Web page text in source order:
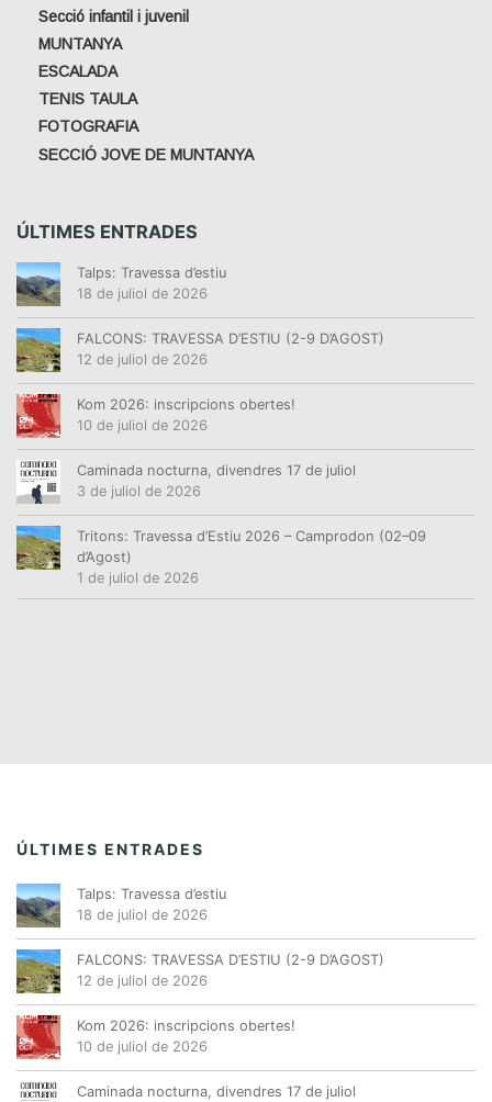
Secció infantil i juvenil
MUNTANYA
ESCALADA
TENIS TAULA
FOTOGRAFIA
SECCIÓ JOVE DE MUNTANYA
ÚLTIMES ENTRADES
Talps: Travessa d’estiu
18 de juliol de 2026
FALCONS: TRAVESSA D’ESTIU (2-9 D’AGOST)
12 de juliol de 2026
Kom 2026: inscripcions obertes!
10 de juliol de 2026
Caminada nocturna, divendres 17 de juliol
3 de juliol de 2026
Tritons: Travessa d’Estiu 2026 – Camprodon (02–09
d’Agost)
1 de juliol de 2026
ÚLTIMES ENTRADES
Talps: Travessa d’estiu
18 de juliol de 2026
FALCONS: TRAVESSA D’ESTIU (2-9 D’AGOST)
12 de juliol de 2026
Kom 2026: inscripcions obertes!
10 de juliol de 2026
Caminada nocturna, divendres 17 de juliol